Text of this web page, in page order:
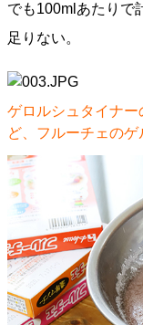
でも100mlあたりで
足りない。
ゲロルシュタイナ
ど、フルーチェのゲ